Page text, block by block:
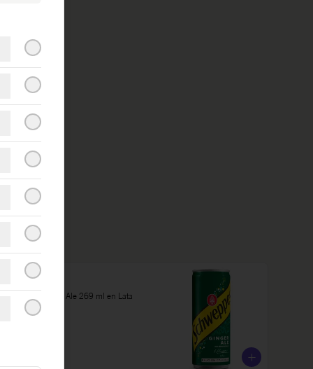
Ginger ale
Gaseosas Ginger Ale 269 ml en Lata